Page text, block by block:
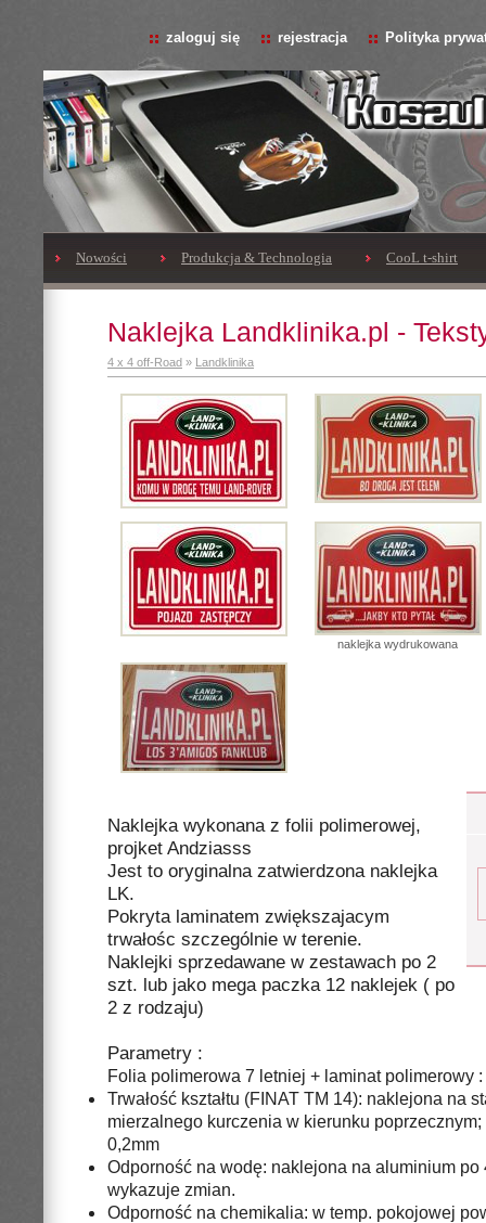
zaloguj się rejestracja Polityka
Nowości Produkcja & Technologia CooL t-shirt
Naklejka Landklinika.pl -
4 x 4 off-Road » Landklinika
naklejka wydrukowana
Naklejka wykonana z folii polimerowej,
projket Andziasss
Jest to oryginalna zatwierdzona naklejka
LK.
Pokryta laminatem zwiększajacym
trwałośc szczególnie w terenie.
Naklejki sprzedawane w zestawach po 2
szt. lub jako mega paczka 12 naklejek ( po
2 z rodzaju)
Parametry :
Folia polimerowa 7 letniej + laminat polimerowy :
Trwałość kształtu (FINAT TM 14): naklejona na
mierzalnego kurczenia w kierunku poprzecznym;
0,2mm
Odporność na wodę: naklejona na aluminium po
wykazuje zmian.
Odporność na chemikalia: w temp. pokojowej